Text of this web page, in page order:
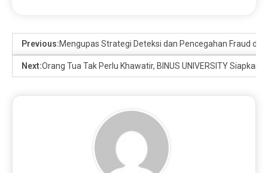
Previous:Mengupas Strategi Deteksi dan Pencegahan Fraud di
Next:Orang Tua Tak Perlu Khawatir, BINUS UNIVERSITY